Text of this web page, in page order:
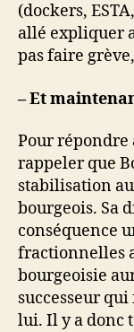
(dockers,
allé expliquer
pas faire
– Et
Pour répondre
rappeler que
stabilisation
bourgeois. Sa
conséquence
fractionnelles
bourgeoisie
successeur
lui. Il y a donc